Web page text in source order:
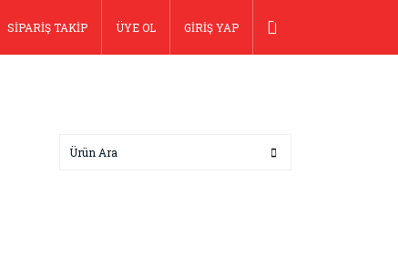
SİPARİŞ TAKİP ÜYE OL GİRİŞ YAP